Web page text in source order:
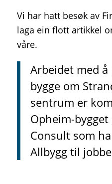
Vi har hatt besøk av
laga ein flott artikkel
våre.
Arbeidet med
bygge om
sentrum er
Opheim-
Consult som
Allbygg til